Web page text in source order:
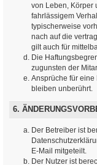
von Leben, Körper
fahrlässigem
typischerweise
nach auf die
gilt auch für
Die
zugunsten der
Ansprüche für
bleiben unberührt.
6.
Der Betreiber ist
E-Mail mitgeteilt.
Der Nutzer ist